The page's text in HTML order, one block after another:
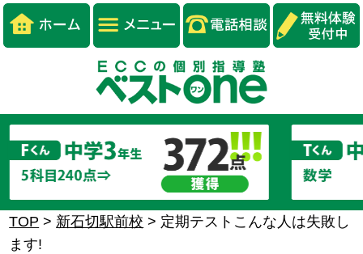
TOP > 新石切駅前校 > 定期テストこんな人は失敗し
ます!